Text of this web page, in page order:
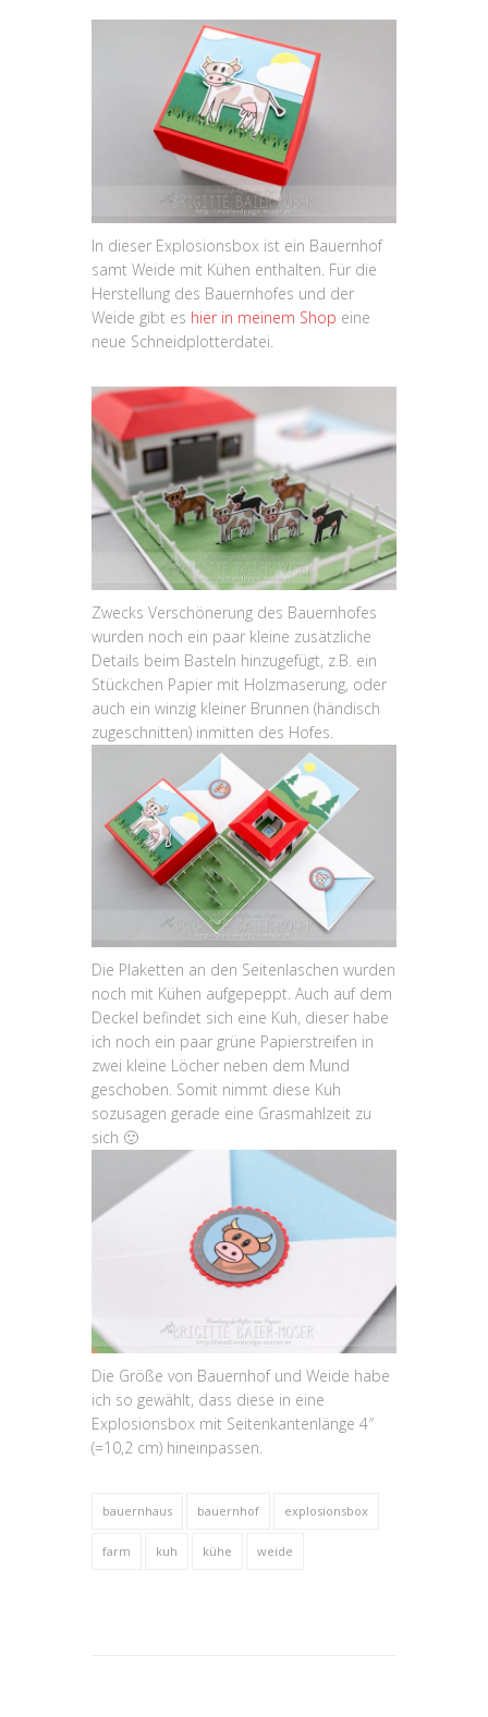
In dieser Explosionsbox ist ein Bauernhof
samt Weide mit Kühen enthalten. Für die
Herstellung des Bauernhofes und der
Weide gibt es hier in meinem Shop eine
neue Schneidplotterdatei.
Zwecks Verschönerung des Bauernhofes
wurden noch ein paar kleine zusätzliche
Details beim Basteln hinzugefügt, z.B. ein
Stückchen Papier mit Holzmaserung, oder
auch ein winzig kleiner Brunnen (händisch
zugeschnitten) inmitten des Hofes.
Die Plaketten an den Seitenlaschen wurden
noch mit Kühen aufgepeppt. Auch auf dem
Deckel befindet sich eine Kuh, dieser habe
ich noch ein paar grüne Papierstreifen in
zwei kleine Löcher neben dem Mund
geschoben. Somit nimmt diese Kuh
sozusagen gerade eine Grasmahlzeit zu
sich 🙂
Die Größe von Bauernhof und Weide habe
ich so gewählt, dass diese in eine
Explosionsbox mit Seitenkantenlänge 4″
(=10,2 cm) hineinpassen.
bauernhaus bauernhof explosionsbox
farm kuh kühe weide